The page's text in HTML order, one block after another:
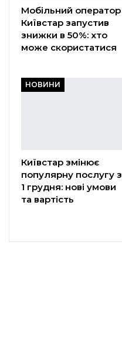
Мобільний оператор
Київстар запустив
знижки в 50%: хто
може скористатися
НОВИНИ
Київстар змінює
популярну послугу з
1 грудня: нові умови
та вартість